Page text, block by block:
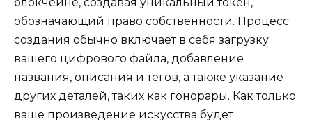
обозначающий право собственности. Процесс
создания обычно включает в себя загрузку
вашего цифрового файла, добавление
названия, описания и тегов, а также указание
других деталей, таких как гонорары. Как только
ваше произведение искусства будет